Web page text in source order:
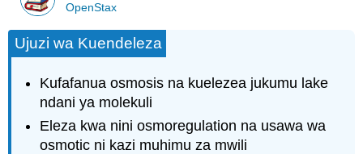
OpenStax
Ujuzi wa Kuendeleza
Kufafanua osmosis na kuelezea jukumu lake
ndani ya molekuli
Eleza kwa nini osmoregulation na usawa wa
osmotic ni kazi muhimu za mwili